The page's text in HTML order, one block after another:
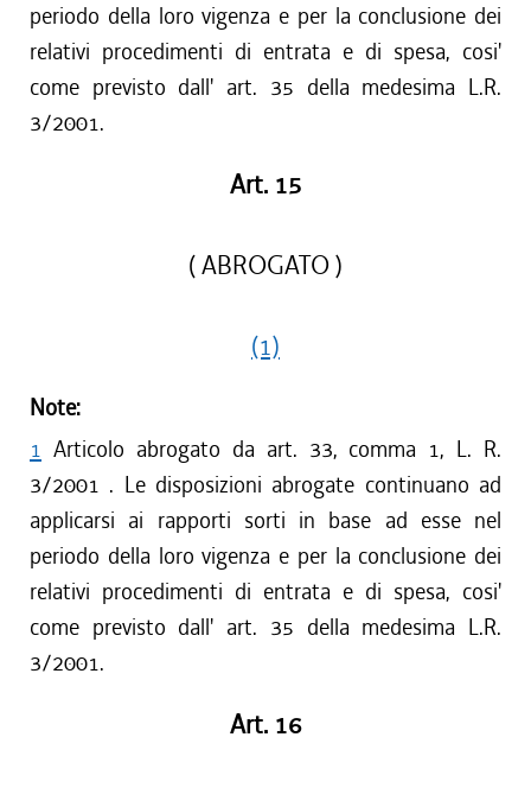
periodo della loro vigenza e per la conclusione dei
relativi procedimenti di entrata e di spesa, cosi'
come previsto dall' art. 35 della medesima L.R.
3/2001.
Art. 15
( ABROGATO )
(1)
Note:
1 Articolo abrogato da art. 33, comma 1, L. R.
3/2001 . Le disposizioni abrogate continuano ad
applicarsi ai rapporti sorti in base ad esse nel
periodo della loro vigenza e per la conclusione dei
relativi procedimenti di entrata e di spesa, cosi'
come previsto dall' art. 35 della medesima L.R.
3/2001.
Art. 16